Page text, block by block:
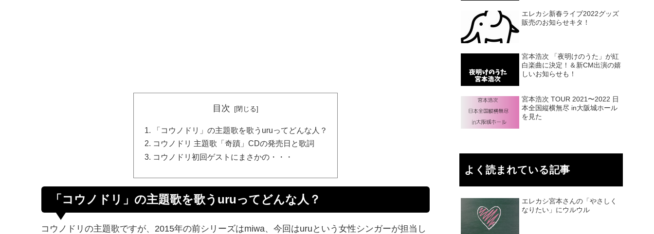
目次
「コウノドリ」の主題歌を歌うuruってどんな人？
コウノドリ 主題歌「奇蹟」CDの発売日と歌詞
コウノドリ初回ゲストにまさかの・・・
「コウノドリ」の主題歌を歌うuruってどんな人？
コウノドリの主題歌ですが、2015年の前シリーズはmiwa、今回はuruという女性シンガーが担当し
エレカシ新春ライブ2022グッズ
販売のお知らせキタ！
宮本浩次 「夜明けのうた」が紅
白楽曲に決定！＆新CM出演の嬉
しいお知らせも！
宮本浩次 TOUR 2021〜2022 日
本全国縦横無尽 in大阪城ホール
を見た
よく読まれている記事
エレカシ宮本さんの「やさしく
なりたい」にウルウル